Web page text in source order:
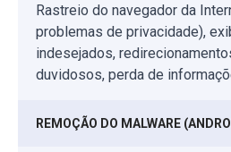
Rastreio do navegador da
problemas de privacidade),
indesejados,
duvidosos, perda de
REMOÇÃO DO MALWARE